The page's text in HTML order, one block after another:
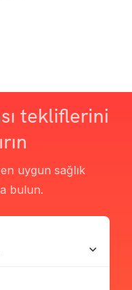
tekliflerini
uygun sağlık
bulun.